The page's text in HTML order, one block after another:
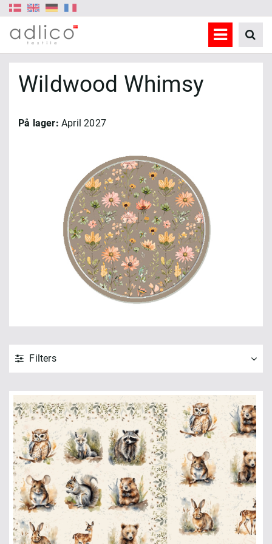
Wildwood Whimsy
På lager: April 2027
Filters